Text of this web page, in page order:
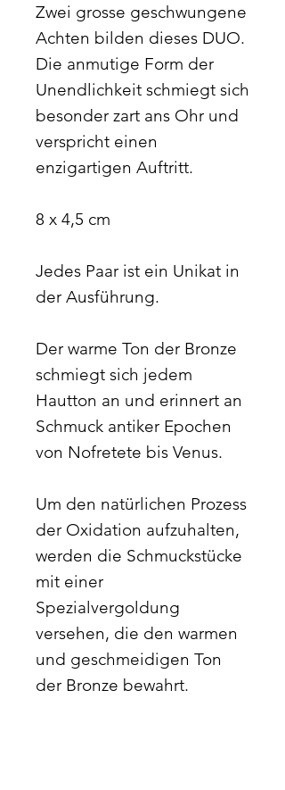
Zwei grosse geschwungene
Achten bilden dieses DUO.
Die anmutige Form der
Unendlichkeit schmiegt sich
besonder zart ans Ohr und
verspricht einen
enzigartigen Auftritt.
8 x 4,5 cm
Jedes Paar ist ein Unikat in
der Ausführung.
Der warme Ton der Bronze
schmiegt sich jedem
Hautton an und erinnert an
Schmuck antiker Epochen
von Nofretete bis Venus.
Um den natürlichen Prozess
der Oxidation aufzuhalten,
werden die Schmuckstücke
mit einer
Spezialvergoldung
versehen, die den warmen
und geschmeidigen Ton
der Bronze bewahrt.